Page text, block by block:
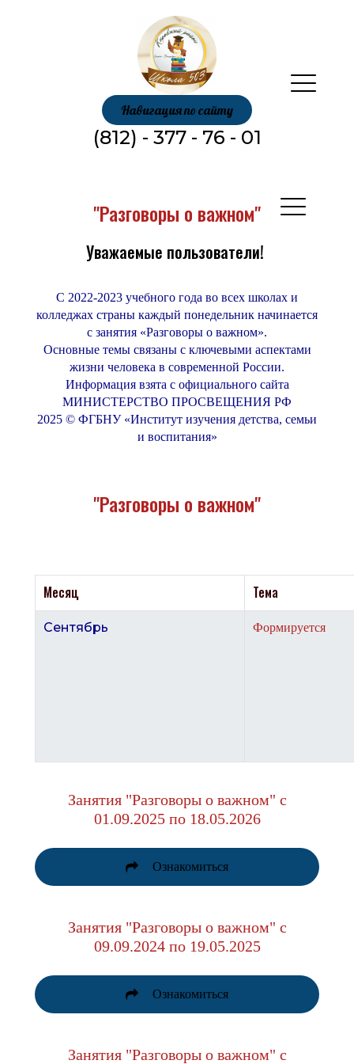
(812) - 377 - 76 - 01
Навигация по сайту
"Разговоры о важном"
Уважаемые пользователи!
С 2022-2023 учебного года во всех школах и
колледжах страны каждый понедельник начинается
с занятия «Разговоры о важном».
Основные темы связаны с ключевыми аспектами
жизни человека в современной России.
Информация взята с официального сайта
МИНИСТЕРСТВО ПРОСВЕЩЕНИЯ РФ
2025 © ФГБНУ «Институт изучения детства, семьи
и воспитания»
"Разговоры о важном"
Месяц Тема
Сентябрь Формируется
Занятия "Разговоры о важном" с
01.09.2025 по 18.05.2026
Ознакомиться
Занятия "Разговоры о важном" с
09.09.2024 по 19.05.2025
Ознакомиться
Занятия "Разговоры о важном" с